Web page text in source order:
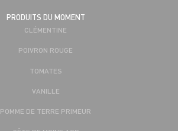
PRODUITS DU MOMENT
CLÉMENTINE
POIVRON ROUGE
TOMATES
VANILLE
POMME DE TERRE PRIMEUR